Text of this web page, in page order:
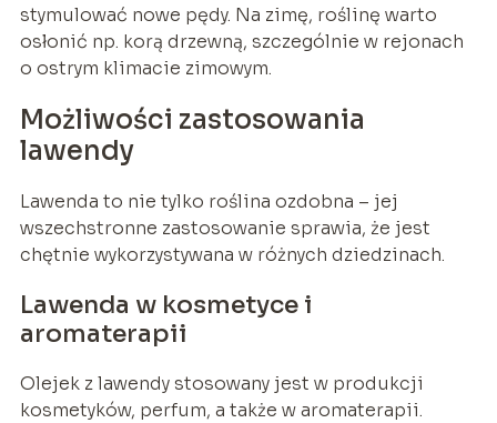
stymulować nowe pędy. Na zimę, roślinę warto
osłonić np. korą drzewną, szczególnie w rejonach
o ostrym klimacie zimowym.
Możliwości zastosowania
lawendy
Lawenda to nie tylko roślina ozdobna – jej
wszechstronne zastosowanie sprawia, że jest
chętnie wykorzystywana w różnych dziedzinach.
Lawenda w kosmetyce i
aromaterapii
Olejek z lawendy stosowany jest w produkcji
kosmetyków, perfum, a także w aromaterapii.